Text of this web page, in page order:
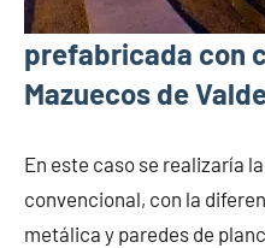
prefabricada con
Mazuecos de
En este caso se realizaría
convencional, con la
metálica y paredes de